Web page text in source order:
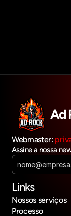
Ad
Webmaster:
Assine a nossa
Links
Nossos serviços
Processo